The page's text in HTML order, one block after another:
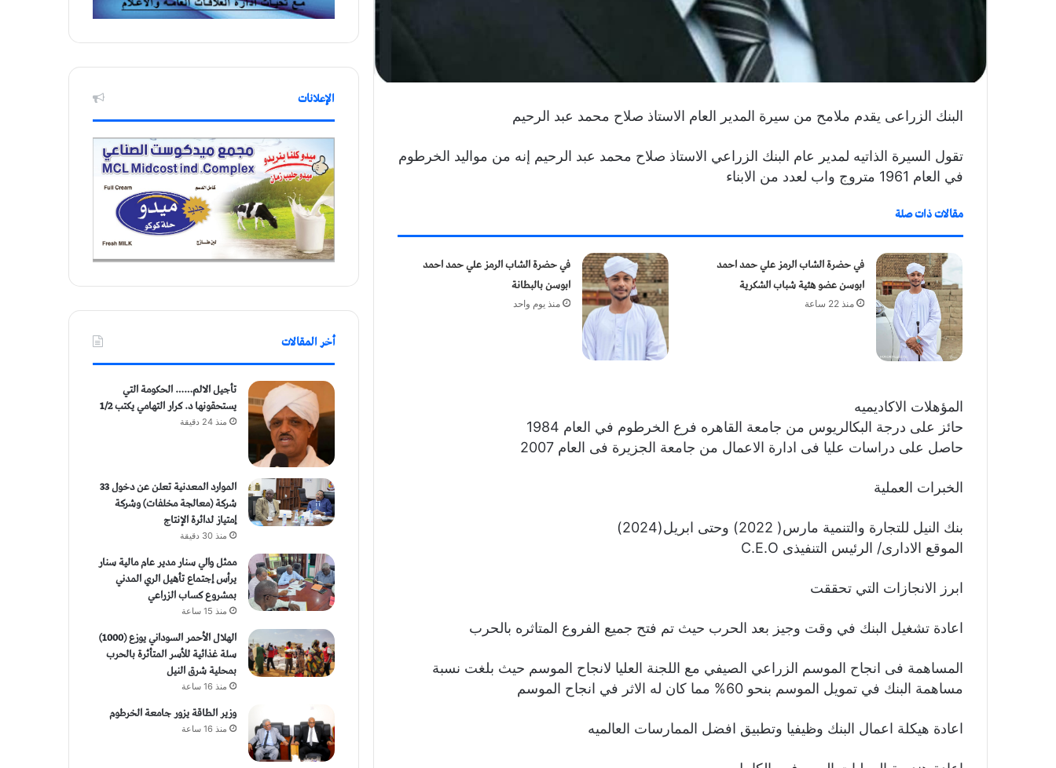
البنك الزراعى يقدم ملامح من سيرة المدير العام الاستاذ صلاح محمد عبد الرحيم
تقول السيرة الذاتيه لمدير عام البنك الزراعي الاستاذ صلاح محمد عبد الرحيم إنه من مواليد الخرطوم
في العام 1961 متروج واب لعدد من الابناء
مقالات ذات صلة
في حضرة الشاب الرمز علي حمد احمد
ابوسن عضو هئية شباب الشكرية
منذ 22 ساعة
في حضرة الشاب الرمز علي حمد احمد
ابوسن بالبطانة
منذ يوم واحد
المؤهلات الاكاديميه
حائز على درجة البكالريوس من جامعة القاهره فرع الخرطوم في العام 1984
حاصل على دراسات عليا فى ادارة الاعمال من جامعة الجزيرة فى العام 2007
الخبرات العملية
بنك النيل للتجارة والتنمية مارس( 2022) وحتى ابريل(2024)
الموقع الادارى/ الرئيس التنفيذى C.E.O
ابرز الانجازات التي تحققت
اعادة تشغيل البنك في وقت وجيز بعد الحرب حيث تم فتح جميع الفروع المتاثره بالحرب
المساهمة فى انجاح الموسم الزراعي الصيفي مع اللجنة العليا لانجاح الموسم حيث بلغت نسبة
مساهمة البنك في تمويل الموسم بنحو 60% مما كان له الاثر في انجاح الموسم
اعادة هيكلة اعمال البنك وظيفيا وتطبيق افضل الممارسات العالميه
الإعلانات
أخر المقالات
تأجيل الالم…… الحكومة التي
يستحقونها د. كرار التهامي يكتب 1/2
منذ 24 دقيقة
الموارد المعدنية تعلن عن دخول 33
شركة (معالجة مخلفات) وشركة
إمتياز لدائرة الإنتاج
منذ 30 دقيقة
ممثل والي سنار مدير عام مالية سنار
يرأس إجتماع تأهيل الري المدني
بمشروع كساب الزراعي
منذ 15 ساعة
الهلال الأحمر السوداني يوزع (1000)
سلة غذائية للأسر المتأثرة بالحرب
بمحلية شرق النيل
منذ 16 ساعة
وزير الطاقة يزور جامعة الخرطوم
منذ 16 ساعة